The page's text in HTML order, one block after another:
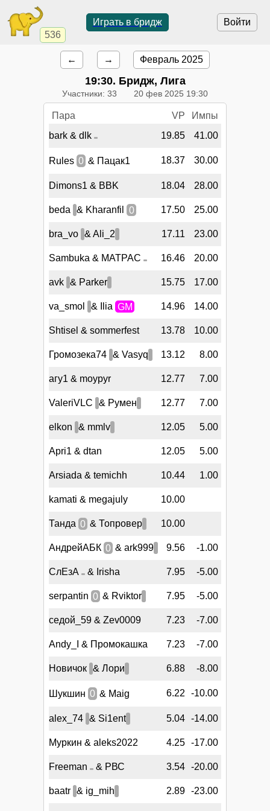
536
Войти
Играть в бридж
← → Февраль 2025
19:30. Бридж, Лига
Участники: 33 20 фев 2025 19:30
Пара VP
Импы
bark & dlk
19.85 41.00
Rules 0 & Пацак1 18.37 30.00
Dimons1 & BBK 18.04 28.00
beda & Kharanfil 0 17.50 25.00
bra_vo & Ali_2 17.11 23.00
Sambuka & MATPAC 16.46 20.00
avk & Parker 15.75 17.00
va_smol & Ilia GM 14.96 14.00
Shtisel & sommerfest 13.78 10.00
Громозека74 & Vasyq 13.12 8.00
агу1 & moypyr 12.77 7.00
ValeriVLC & Румен 12.77 7.00
elkon & mmlv 12.05 5.00
Apri1 & dtan 12.05 5.00
Arsiada & temichh 10.44 1.00
kamati & megajuly 10.00
Танда 0 & Топровер 10.00
АндрейАБК 0 & ark999 9.56 -1.00
СлЕзА & Irisha 7.95 -5.00
serpantin 0 & Rviktor 7.95 -5.00
седой_59 & Zev0009 7.23 -7.00
Andy_I & Промокашка 7.23 -7.00
Новичок & Лори 6.88 -8.00
Шукшин 0 & Maig 6.22 -10.00
alex_74 & Si1ent 5.04 -14.00
Муркин & aleks2022 4.25 -17.00
Freeman & РВС 3.54 -20.00
baatr & ig_mih 2.89 -23.00